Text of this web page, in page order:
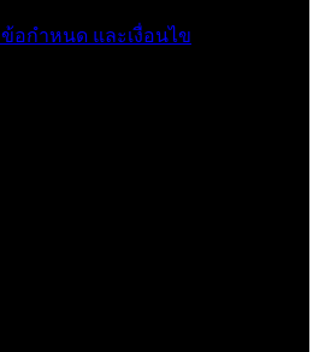
ข้อกำหนด และเงื่อนไข